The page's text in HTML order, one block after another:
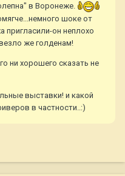
в Воронеже.
шоке от
пригласили-он неплохо
же голденам!
ни хорошего сказать не
выставки! и какой
в частности..:)